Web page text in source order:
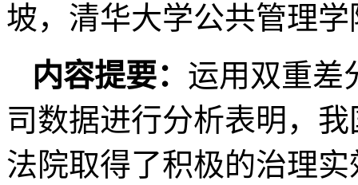
坡，清华大学公共管理
内容提要： 运用双重差
司数据进行分析表明，
法院取得了积极的治理